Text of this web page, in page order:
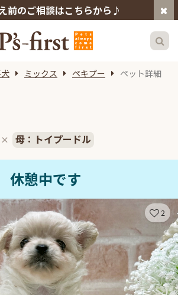
前のご相談はこちらから♪
ミックス ペキプー ペット詳細
× 母：トイプードル
休憩中です
2